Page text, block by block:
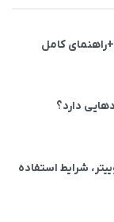
کامل
شرایط استفاده